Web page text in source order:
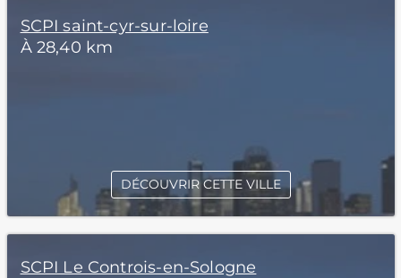
SCPI saint-cyr-sur-loire
À 28,40 km
DÉCOUVRIR CETTE VILLE
SCPI Le Controis-en-Sologne